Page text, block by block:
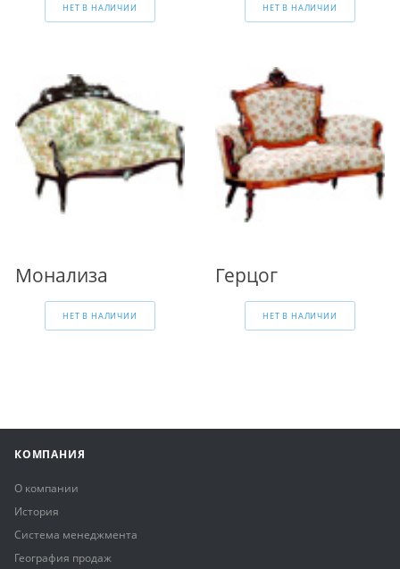
НЕТ В НАЛИЧИИ НЕТ В НАЛИЧИИ
Монализа
НЕТ В НАЛИЧИИ
Герцог
НЕТ В НАЛИЧИИ
КОМПАНИЯ
О компании
История
Система менеджмента
География продаж